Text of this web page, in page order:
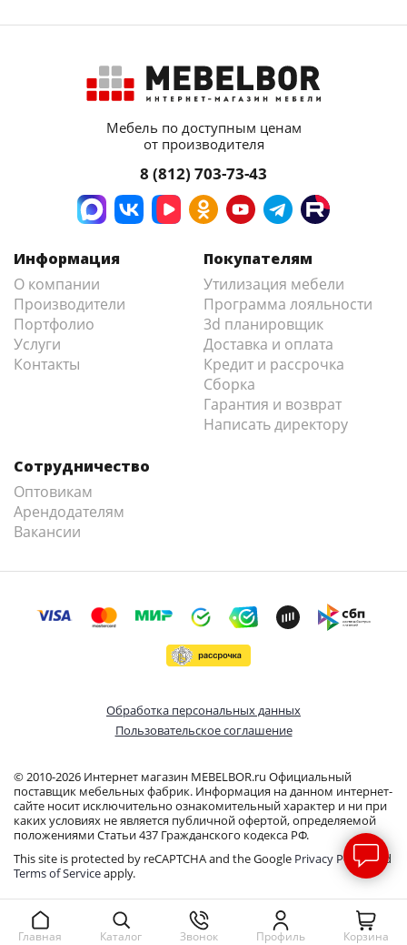
Мебель по доступным ценам
от производителя
8 (812) 703-73-43
Информация
О компании
Производители
Портфолио
Услуги
Контакты
Покупателям
Утилизация мебели
Программа лояльности
3d планировщик
Доставка и оплата
Кредит и рассрочка
Сборка
Гарантия и возврат
Написать директору
Сотрудничество
Оптовикам
Арендодателям
Вакансии
© 2010-2026 Интернет магазин MEBELBOR.ru Официальный
поставщик мебельных фабрик. Информация на данном интернет-
сайте носит исключительно ознакомительный характер и ни при
каких условиях не является публичной офертой, определяемой
положениями Статьи 437 Гражданского кодекса РФ.
This site is protected by reCAPTCHA and the Google Privacy Policyand
Terms of Serviceapply.
Обработка персональных данных
Пользовательское соглашение
Главная Каталог Звонок Профиль Корзина